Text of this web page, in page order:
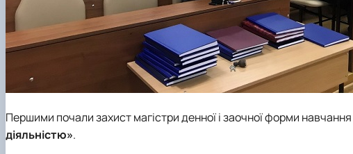
Першими почали захист магістри денної і заочної форми навчання
діяльністю».